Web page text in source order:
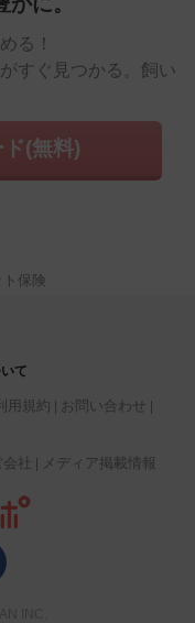
る！
すぐ見つかる。飼い
(無料)
ト保険
て
用規約
お問い合わせ
社 メディア掲載情報